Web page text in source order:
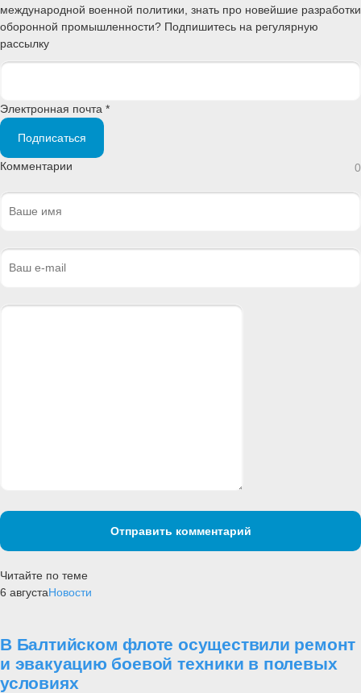
международной военной политики, знать про новейшие разработки
оборонной промышленности? Подпишитесь на регулярную
рассылку
Электронная почта *
Подписаться
Комментарии 0
Отправить комментарий
Читайте по теме
6 августаНовости
В Балтийском флоте осуществили ремонт
и эвакуацию боевой техники в полевых
условиях